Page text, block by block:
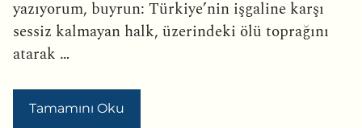
yazıyorum, buyrun: Türkiye’nin işgaline karşı
sessiz kalmayan halk, üzerindeki ölü toprağını
atarak …
Tamamını Oku